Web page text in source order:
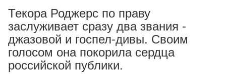
Текора Роджерс по праву
заслуживает сразу два звания -
джазовой и госпел-дивы. Своим
голосом она покорила сердца
российской публики.